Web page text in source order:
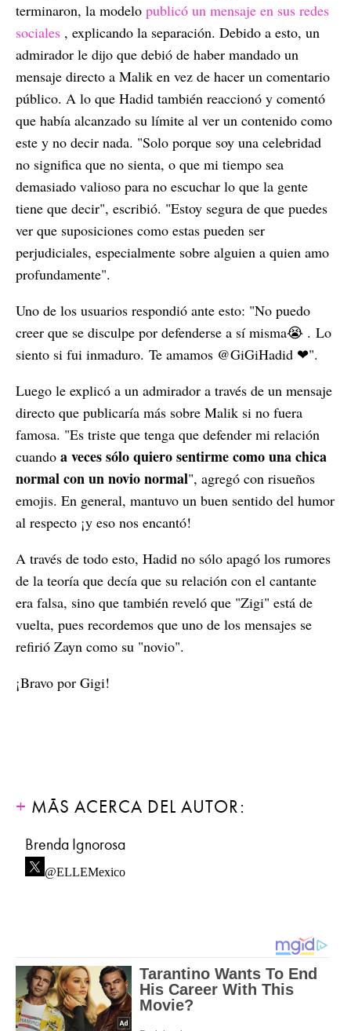
terminaron, la modelo publicó un mensaje en sus redes
sociales , explicando la separación. Debido a esto, un
admirador le dijo que debió de haber mandado un
mensaje directo a Malik en vez de hacer un comentario
público. A lo que Hadid también reaccionó y comentó
que había alcanzado su límite al ver un contenido como
este y no decir nada. "Solo porque soy una celebridad
no significa que no sienta, o que mi tiempo sea
demasiado valioso para no escuchar lo que la gente
tiene que decir", escribió. "Estoy segura de que puedes
ver que suposiciones como estas pueden ser
perjudiciales, especialmente sobre alguien a quien amo
profundamente".
Uno de los usuarios respondió ante esto: "No puedo
creer que se disculpe por defenderse a sí misma😭 . Lo
siento si fui inmaduro. Te amamos @GiGiHadid ❤".
Luego le explicó a un admirador a través de un mensaje
directo que publicaría más sobre Malik si no fuera
famosa. "Es triste que tenga que defender mi relación
cuando a veces sólo quiero sentirme como una chica
normal con un novio normal", agregó con risueños
emojis. En general, mantuvo un buen sentido del humor
al respecto ¡y eso nos encantó!
A través de todo esto, Hadid no sólo apagó los rumores
de la teoría que decía que su relación con el cantante
era falsa, sino que también reveló que "Zigi" está de
vuelta, pues recordemos que uno de los mensajes se
refirió Zayn como su "novio".
¡Bravo por Gigi!
MÁS ACERCA DEL AUTOR:
Brenda Ignorosa
@ELLEMexico